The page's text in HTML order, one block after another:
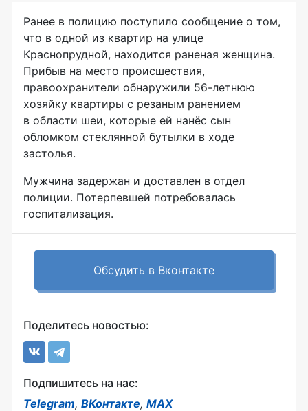
Ранее в полицию поступило сообщение о том,
что в одной из квартир на улице
Краснопрудной, находится раненая женщина.
Прибыв на место происшествия,
правоохранители обнаружили 56-летнюю
хозяйку квартиры с резаным ранением
в области шеи, которые ей нанёс сын
обломком стеклянной бутылки в ходе
застолья.
Мужчина задержан и доставлен в отдел
полиции. Потерпевшей потребовалась
госпитализация.
Обсудить в Вконтакте
Поделитесь новостью:
Подпишитесь на нас:
Telegram, ВКонтакте, MAX